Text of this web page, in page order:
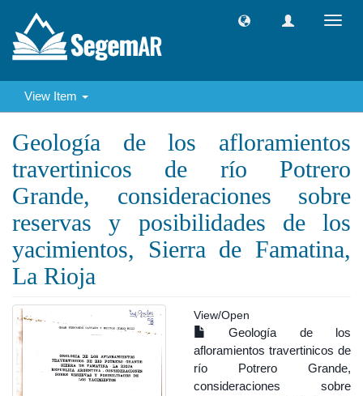
View Item
Geología de los afloramientos
travertinicos de río Potrero
Grande, consideraciones sobre
reservas y posibilidades de los
yacimientos, Sierra de Famatina,
La Rioja
View/Open
Geología de los
afloramientos travertinicos de
río Potrero Grande,
consideraciones sobre